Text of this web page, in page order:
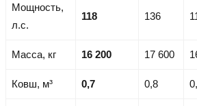
Мощность,
л.с.
118 136
Масса, кг 16 200 17 600
Ковш, м³ 0,7 0,8